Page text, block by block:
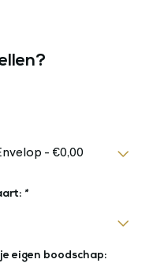
*
eigen boodschap: